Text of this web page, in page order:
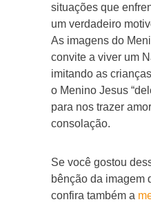
situações que
um verdadeiro
As imagens do
convite a viver um
imitando as
o Menino Jesus
para nos trazer
consolação.
Se você gostou
bênção da imagem
confira também a